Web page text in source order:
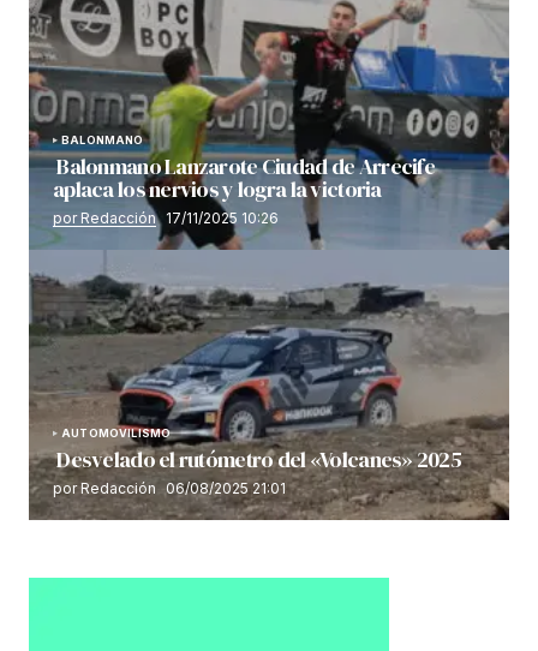
BALONMANO
Balonmano Lanzarote Ciudad de Arrecife
aplaca los nervios y logra la victoria
por Redacción 17/11/2025 10:26
AUTOMOVILISMO
Desvelado el rutómetro del «Volcanes» 2025
por Redacción 06/08/2025 21:01